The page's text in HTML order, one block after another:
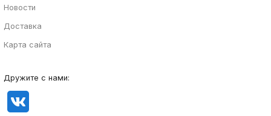
Новости
Доставка
Карта сайта
Дружите с нами: